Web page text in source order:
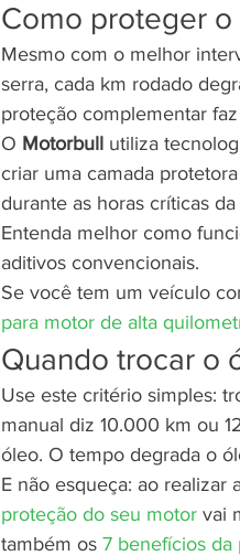
Como proteger
Mesmo com o melhor
serra, cada km rodado
proteção complementar
O Motorbull utiliza
criar uma camada
durante as horas críticas
Entenda melhor como
aditivos convencionais.
Se você tem um veículo
para motor de alta
Quando trocar o
Use este critério simples:
manual diz 10.000 km ou
óleo. O tempo degrada o
E não esqueça: ao
proteção do seu motor vai
também os 7 benefícios da